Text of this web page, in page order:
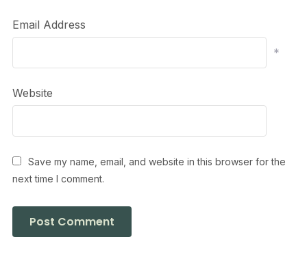
Email Address
*
Website
Save my name, email, and website in this browser for the
next time I comment.